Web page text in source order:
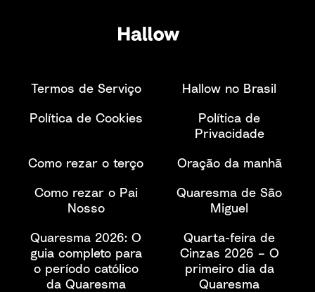
Termos de Serviço
Hallow no Brasil
Política de Cookies
Política de
Privacidade
Como rezar o terço
Oração da manhã
Como rezar o Pai
Nosso
Quaresma de São
Miguel
Quaresma 2026: O
guia completo para
o período católico
da Quaresma
Quarta-feira de
Cinzas 2026 – O
primeiro dia da
Quaresma